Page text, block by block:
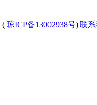
( 琼ICP备13002938号)|联